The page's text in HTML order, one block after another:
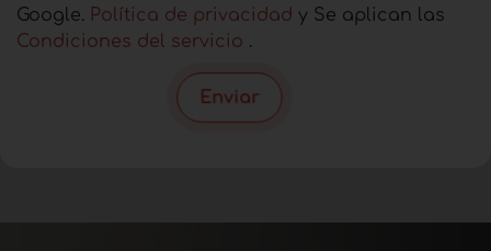
Google. Política de privacidad y Se aplican las
Condiciones del servicio .
Enviar